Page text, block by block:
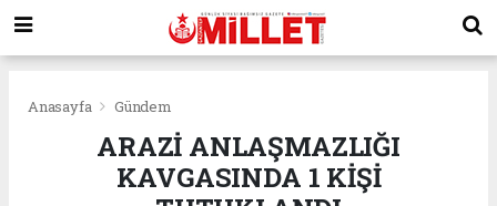
Anasayfa Gündem
ARAZİ ANLAŞMAZLIĞI
KAVGASINDA 1 KİŞİ